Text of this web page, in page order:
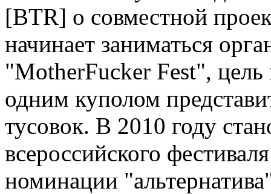
[BTR] о совместной
начинает заниматься
"MotherFucker Fest",
одним куполом
тусовок. В 2010 году
всероссийского
номинации